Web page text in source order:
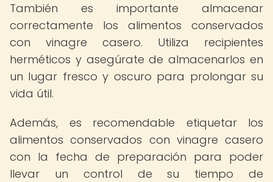
También es importante almacenar
correctamente los alimentos conservados
con vinagre casero. Utiliza recipientes
herméticos y asegúrate de almacenarlos en
un lugar fresco y oscuro para prolongar su
vida útil.
Además, es recomendable etiquetar los
alimentos conservados con vinagre casero
con la fecha de preparación para poder
llevar un control de su tiempo de